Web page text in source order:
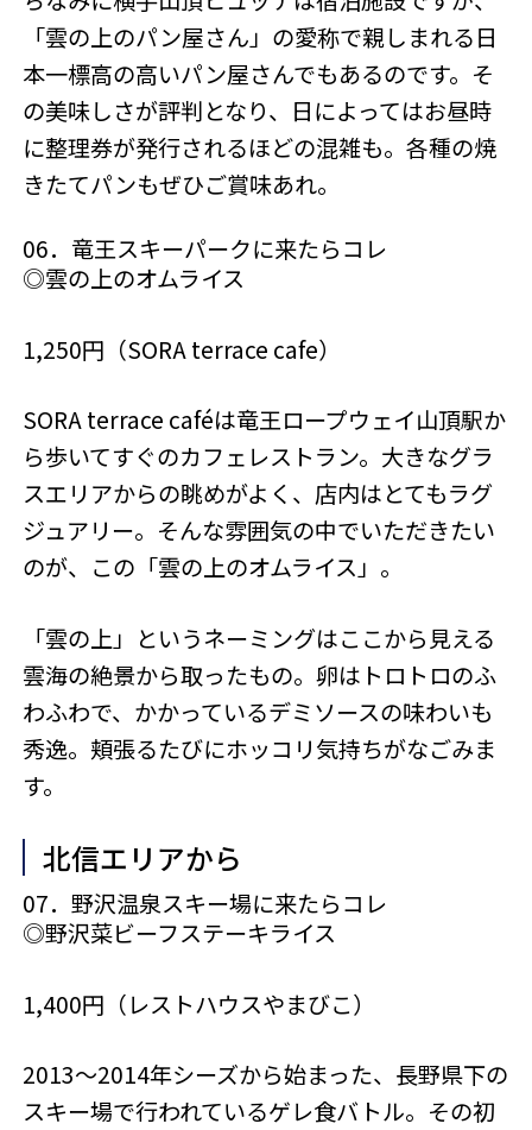
「雲の上のパン屋さん」の愛称で親しまれる日
本一標高の高いパン屋さんでもあるのです。そ
の美味しさが評判となり、日によってはお昼時
に整理券が発行されるほどの混雑も。各種の焼
きたてパンもぜひご賞味あれ。
06．竜王スキーパークに来たらコレ
◎雲の上のオムライス
1,250円（SORA terrace cafe）
SORA terrace caféは竜王ロープウェイ山頂駅か
ら歩いてすぐのカフェレストラン。大きなグラ
スエリアからの眺めがよく、店内はとてもラグ
ジュアリー。そんな雰囲気の中でいただきたい
のが、この「雲の上のオムライス」。
「雲の上」というネーミングはここから見える
雲海の絶景から取ったもの。卵はトロトロのふ
わふわで、かかっているデミソースの味わいも
秀逸。頬張るたびにホッコリ気持ちがなごみま
す。
北信エリアから
07．野沢温泉スキー場に来たらコレ
◎野沢菜ビーフステーキライス
1,400円（レストハウスやまびこ）
2013～2014年シーズから始まった、長野県下の
スキー場で行われているゲレ食バトル。その初